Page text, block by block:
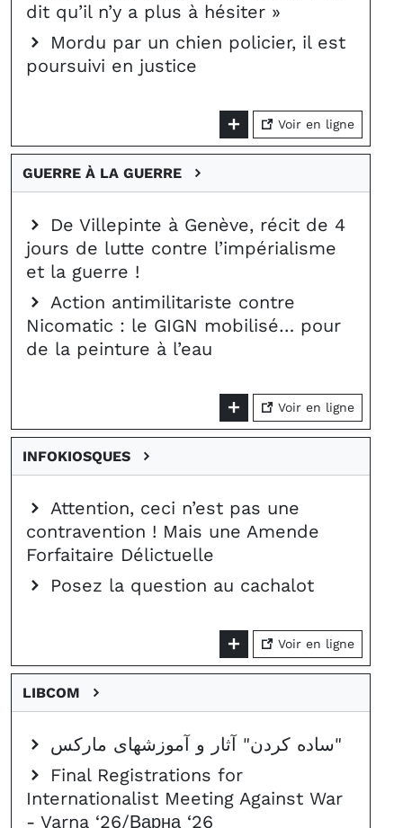
dit qu’il n’y a plus à hésiter »
Mordu par un chien policier, il est
poursuivi en justice
Voir en ligne
GUERRE À LA GUERRE
De Villepinte à Genève, récit de 4
jours de lutte contre l’impérialisme
et la guerre !
Action antimilitariste contre
Nicomatic : le GIGN mobilisé… pour
de la peinture à l’eau
Voir en ligne
INFOKIOSQUES
Attention, ceci n’est pas une
contravention ! Mais une Amende
Forfaitaire Délictuelle
Posez la question au cachalot
Voir en ligne
LIBCOM
ساده کردن" آثار و آموزشهای مارکس"
Final Registrations for
Internationalist Meeting Against War
- Varna ‘26/Варна ‘26